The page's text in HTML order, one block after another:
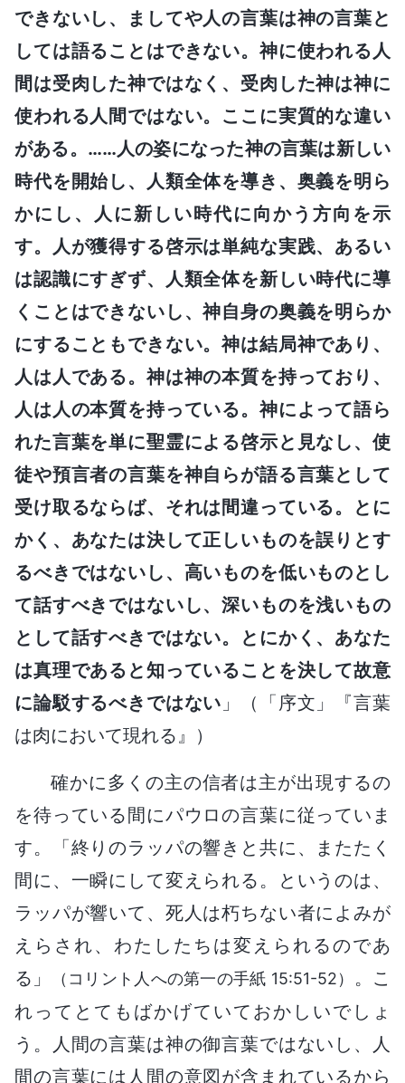
できないし、ましてや人の言葉は神の言葉と
しては語ることはできない。神に使われる人
間は受肉した神ではなく、受肉した神は神に
使われる人間ではない。ここに実質的な違い
がある。……人の姿になった神の言葉は新しい
時代を開始し、人類全体を導き、奥義を明ら
かにし、人に新しい時代に向かう方向を示
す。人が獲得する啓示は単純な実践、あるい
は認識にすぎず、人類全体を新しい時代に導
くことはできないし、神自身の奥義を明らか
にすることもできない。神は結局神であり、
人は人である。神は神の本質を持っており、
人は人の本質を持っている。神によって語ら
れた言葉を単に聖霊による啓示と見なし、使
徒や預言者の言葉を神自らが語る言葉として
受け取るならば、それは間違っている。とに
かく、あなたは決して正しいものを誤りとす
るべきではないし、高いものを低いものとし
て話すべきではないし、深いものを浅いもの
として話すべきではない。とにかく、あなた
は真理であると知っていることを決して故意
に論駁するべきではない 」（「序文」『言葉
は肉において現れる』）
確かに多くの主の信者は主が出現するの
を待っている間にパウロの言葉に従っていま
す。「終りのラッパの響きと共に、またたく
間に、一瞬にして変えられる。というのは、
ラッパが響いて、死人は朽ちない者によみが
えらされ、わたしたちは変えられるのであ
る」
（コリント人への第一の手紙 15:51-52）
。こ
れってとてもばかげていておかしいでしょ
う。人間の言葉は神の御言葉ではないし、人
間の言葉には人間の意図が含まれているから